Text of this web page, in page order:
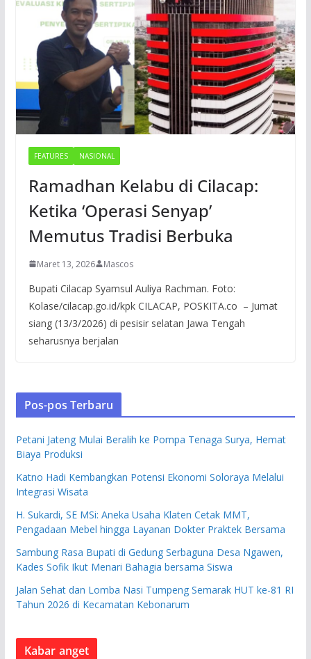
FEATURES NASIONAL
Ramadhan Kelabu di Cilacap:
Ketika ‘Operasi Senyap’
Memutus Tradisi Berbuka
Maret 13, 2026 Mascos
Bupati Cilacap Syamsul Auliya Rachman. Foto:
Kolase/cilacap.go.id/kpk CILACAP, POSKITA.co – Jumat
siang (13/3/2026) di pesisir selatan Jawa Tengah
seharusnya berjalan
Pos-pos Terbaru
Petani Jateng Mulai Beralih ke Pompa Tenaga Surya, Hemat
Biaya Produksi
Katno Hadi Kembangkan Potensi Ekonomi Soloraya Melalui
Integrasi Wisata
H. Sukardi, SE MSi: Aneka Usaha Klaten Cetak MMT,
Pengadaan Mebel hingga Layanan Dokter Praktek Bersama
Sambung Rasa Bupati di Gedung Serbaguna Desa Ngawen,
Kades Sofik Ikut Menari Bahagia bersama Siswa
Jalan Sehat dan Lomba Nasi Tumpeng Semarak HUT ke-81 RI
Tahun 2026 di Kecamatan Kebonarum
Kabar anget